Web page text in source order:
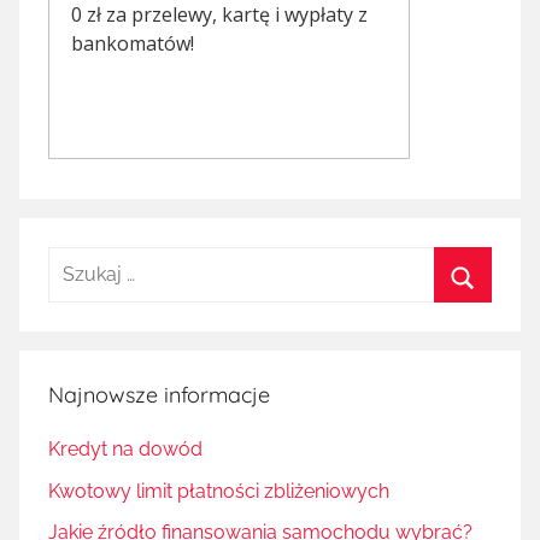
Szukaj:
Najnowsze informacje
Kredyt na dowód
Kwotowy limit płatności zbliżeniowych
Jakie źródło finansowania samochodu wybrać?